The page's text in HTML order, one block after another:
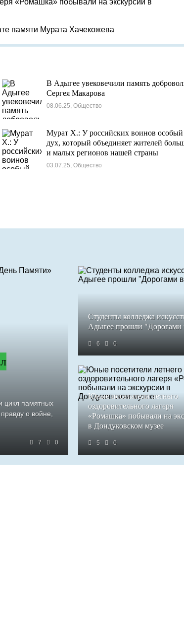
«Ромашка» побывали на экскурсии в
памяти Мурата Хачекожева
В Адыгее увековечили память
Сергея Макарова
08.06.25, Общество
Мурат Х.: У российских воинов особый
дух, который объединяет жителей
и малых регионов нашей страны
03.07.25, Общество
цикл памятных
о войне,
7 0
Студенты колледжа
Адыгее прошли
6 0
Юные посетители летнего
оздоровительного лагеря
«Ромашка» побывали на
в Дондуковском музее
5 0